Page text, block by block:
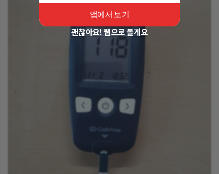
앱에서 보기
괜찮아요! 웹으로 볼게요